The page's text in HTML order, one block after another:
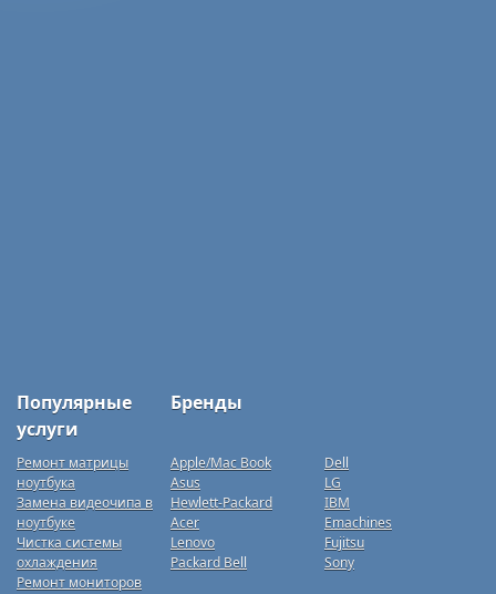
Популярные
услуги
Бренды
Ремонт матрицы
ноутбука
Замена видеочипа в
ноутбуке
Чистка системы
охлаждения
Ремонт мониторов
Apple/Mac Book
Asus
Hewlett-Packard
Acer
Lenovo
Packard Bell
Dell
LG
IBM
Emachines
Fujitsu
Sony